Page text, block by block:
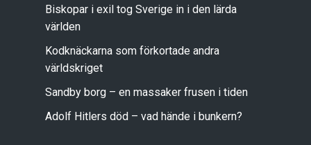
Biskopar i exil tog Sverige in i den lärda
världen
Kodknäckarna som förkortade andra
världskriget
Sandby borg – en massaker frusen i tiden
Adolf Hitlers död – vad hände i bunkern?